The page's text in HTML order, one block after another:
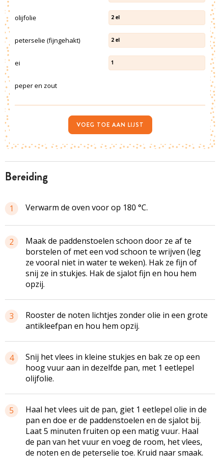
bereiding
1 Verwarm de oven voor op 180 °C.
2
Maak de paddenstoelen schoon door ze af te
borstelen of met een vod schoon te wrijven (leg
ze vooral niet in water te weken). Hak ze fijn of
snij ze in stukjes. Hak de sjalot fijn en hou hem
opzij.
3
Rooster de noten lichtjes zonder olie in een grote
antikleefpan en hou hem opzij.
4
Snij het vlees in kleine stukjes en bak ze op een
hoog vuur aan in dezelfde pan, met 1 eetlepel
olijfolie.
5
Haal het vlees uit de pan, giet 1 eetlepel olie in de
pan en doe er de paddenstoelen en de sjalot bij.
Laat 5 minuten fruiten op een matig vuur. Haal
de pan van het vuur en voeg de room, het vlees,
de noten en de peterselie toe. Kruid naar smaak.
olijfolie 2 el
peterselie (fijngehakt) 2 el
ei 1
peper en zout
VOEG TOE AAN LIJST